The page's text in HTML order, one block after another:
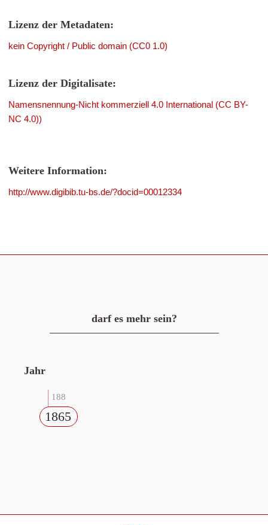
Lizenz der Metadaten:
kein Copyright / Public domain (CC0 1.0)
Lizenz der Digitalisate:
Namensnennung-Nicht kommerziell 4.0 International (CC BY-
NC 4.0))
Weitere Information:
http://www.digibib.tu-bs.de/?docid=00012334
darf es mehr sein?
Jahr
188
1865